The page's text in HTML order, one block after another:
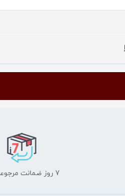
7 روز ضمانت مرجوعی کالا